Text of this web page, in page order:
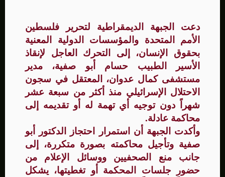
دعت الجبهة الديمقراطية لتحرير فلسطين
الأمم المتحدة والمؤسسات الدولية المعنية
بحقوق الإنسان، إلى التحرك العاجل لإنقاذ
الأسير الطبيب حسام أبو صفية، مدير
مستشفى كمال عدوان، المعتقل في سجون
الاحتلال الإسرائيلي منذ أكثر من سبعة عشر
شهراً دون توجيه أي تهمة له أو تقديمه إلى
محاكمة عادلة.
وأكدت الجبهة أن استمرار احتجاز الدكتور أبو
صفية وتأجيل محاكمته بصورة متكررة، إلى
جانب منع الصحفيين ووسائل الإعلام من
حضور جلسات المحكمة أو تغطيتها، يشكل